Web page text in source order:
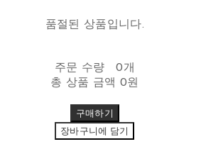
품절된 상품입니다.
주문 수량
0개
총 상품 금액 0원
구매하기
장바구니에 담기